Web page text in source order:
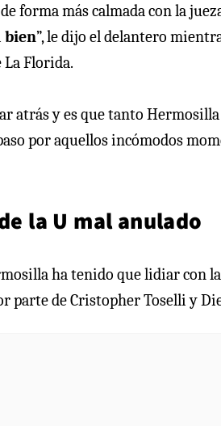
forma más calmada con la
bien”, le dijo el delantero
La Florida.
atrás y es que tanto
por aquellos incómodos
la U mal anulado
ha tenido que lidiar con
parte de Cristopher Toselli y